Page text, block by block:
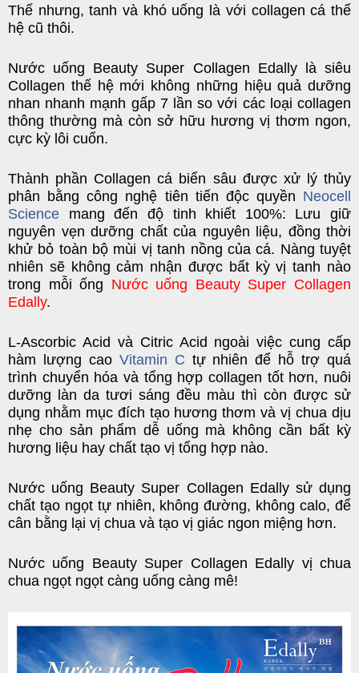
Thế nhưng, tanh và khó uống là với collagen cá thế
hệ cũ thôi.
Nước uống Beauty Super Collagen Edallylà siêu
Collagen thế hệ mới không những hiệu quả dưỡng
nhan nhanh mạnh gấp 7 lần so với các loại collagen
thông thường mà còn sở hữu hương vị thơm ngon,
cực kỳ lôi cuốn.
Thành phần Collagen cá biển sâu được xử lý thủy
phân bằng công nghệ tiên tiến độc quyền Neocell
Science mang đến độ tinh khiết 100%: Lưu giữ
nguyên vẹn dưỡng chất của nguyên liệu, đồng thời
khử bỏ toàn bộ mùi vị tanh nồng của cá. Nàng tuyệt
nhiên sẽ không cảm nhận được bất kỳ vị tanh nào
trong mỗi ống Nước uống Beauty Super Collagen
Edally.
L-Ascorbic Acid và Citric Acid ngoài việc cung cấp
hàm lượng cao Vitamin C tự nhiên để hỗ trợ quá
trình chuyển hóa và tổng hợp collagen tốt hơn, nuôi
dưỡng làn da tươi sáng đều màu thì còn được sử
dụng nhằm mục đích tạo hương thơm và vị chua dịu
nhẹ cho sản phẩm dễ uống mà không cần bất kỳ
hương liệu hay chất tạo vị tổng hợp nào.
Nước uống Beauty Super Collagen Edallysử dụng
chất tạo ngọt tự nhiên, không đường, không calo, để
cân bằng lại vị chua và tạo vị giác ngon miệng hơn.
Nước uống Beauty Super Collagen Edally vị chua
chua ngọt ngọt càng uống càng mê!